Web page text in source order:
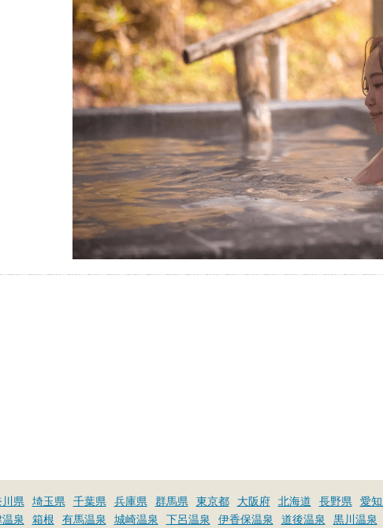
お湯で体がほぐれたら、次は占
い師さんとお話しして、心もほ
ぐしてみませんか？
県 埼玉県 千葉県 兵庫県 群馬県 東京都 大阪府 北海道 長野県 愛
泉 箱根 有馬温泉 城崎温泉 下呂温泉 伊香保温泉 道後温泉 黒川温泉